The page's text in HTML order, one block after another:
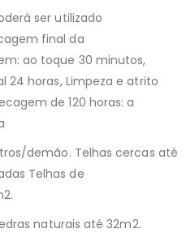
ser utilizado
final da
ao toque 30 minutos,
24 horas, Limpeza e atrito
de 120 horas: a
demão. Telhas cercas até
Telhas de
naturais até 32m2.